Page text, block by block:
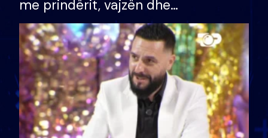
me prindërit, vajzën dhe
bashkëshorten: S’kemi ndonjë letër
divorci apo jo?